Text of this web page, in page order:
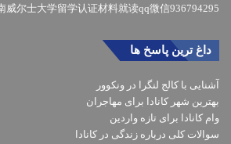
威尔士大学留学认证材料就读qq微信936794295
داغ ترین پاسخ ها
آشنایی با کالج لنگرا در ونکوور
بهترین شهر کانادا برای مهاجران
وام کانادا برای تازه واردین
سوالات کلی درباره زندگی در کانادا